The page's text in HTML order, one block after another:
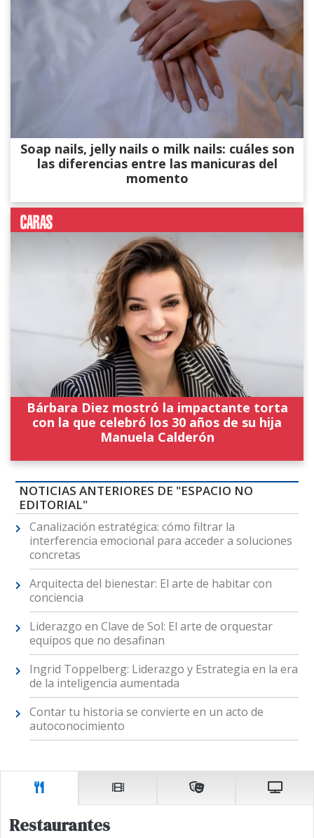
Soap nails, jelly nails o milk nails: cuáles son
las diferencias entre las manicuras del
momento
Bárbara Diez mostró la impactante torta
con la que celebró los 30 años de su hija
Manuela Calderón
NOTICIAS ANTERIORES DE "ESPACIO NO
EDITORIAL"
Canalización estratégica: cómo filtrar la
interferencia emocional para acceder a soluciones
concretas
Arquitecta del bienestar: El arte de habitar con
conciencia
Liderazgo en Clave de Sol: El arte de orquestar
equipos que no desafinan
Ingrid Toppelberg: Liderazgo y Estrategia en la era
de la inteligencia aumentada
Contar tu historia se convierte en un acto de
autoconocimiento
Restaurantes